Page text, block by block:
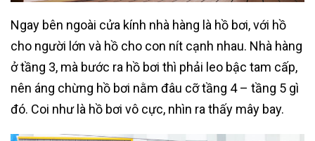
Ngay bên ngoài cửa kính nhà hàng là hồ bơi, với hồ
cho người lớn và hồ cho con nít cạnh nhau. Nhà hàng
ở tầng 3, mà bước ra hồ bơi thì phải leo bậc tam cấp,
nên áng chừng hồ bơi nằm đâu cỡ tầng 4 – tầng 5 gì
đó. Coi như là hồ bơi vô cực, nhìn ra thấy mây bay.